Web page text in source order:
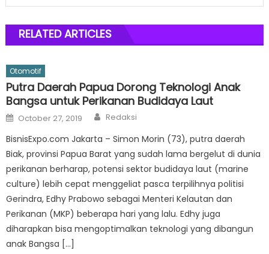
RELATED ARTICLES
Otomotif
Putra Daerah Papua Dorong Teknologi Anak
Bangsa untuk Perikanan Budidaya Laut
Posted
on
October 27, 2019 Author
Redaksi
BisnisExpo.com Jakarta – Simon Morin (73), putra daerah
Biak, provinsi Papua Barat yang sudah lama bergelut di dunia
perikanan berharap, potensi sektor budidaya laut (marine
culture) lebih cepat menggeliat pasca terpilihnya politisi
Gerindra, Edhy Prabowo sebagai Menteri Kelautan dan
Perikanan (MKP) beberapa hari yang lalu. Edhy juga
diharapkan bisa mengoptimalkan teknologi yang dibangun
anak Bangsa […]